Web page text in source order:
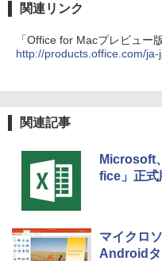
関連リンク
「Office for Macプレビュー
http://products.office.com/
関連記事
Microsoft
fice」正式
マイクロ
Androidタ